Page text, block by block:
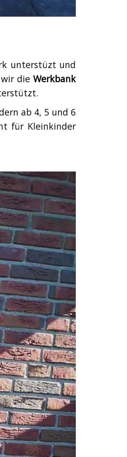
unterstüzt und
die Werkbank
ab 4, 5 und 6
für Kleinkinder